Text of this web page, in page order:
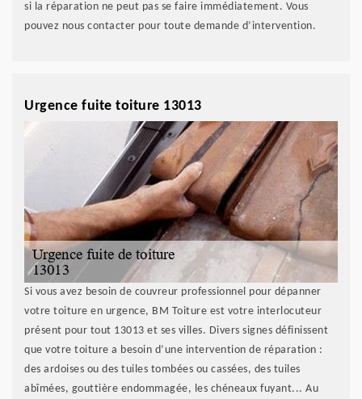
si la réparation ne peut pas se faire immédiatement. Vous
pouvez nous contacter pour toute demande d’intervention.
Urgence fuite toiture 13013
Si vous avez besoin de couvreur professionnel pour dépanner
votre toiture en urgence, BM Toiture est votre interlocuteur
présent pour tout 13013 et ses villes. Divers signes définissent
que votre toiture a besoin d’une intervention de réparation :
des ardoises ou des tuiles tombées ou cassées, des tuiles
abîmées, gouttière endommagée, les chéneaux fuyant... Au